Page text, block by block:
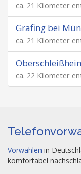
ca. 21 Kilometer
Grafing bei
ca. 21 Kilometer
ca. 22 Kilometer
Vorwahlen in
komfortabel